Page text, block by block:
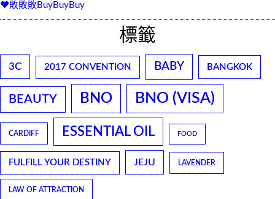
♥敗敗敗BuyBuyBuy
標籤
3C 2017 CONVENTION BABY BANGKOK
BEAUTY BNO BNO (VISA)
CARDIFF ESSENTIAL OIL FOOD
FULFILL YOUR DESTINY JEJU LAVENDER
LAW OF ATTRACTION